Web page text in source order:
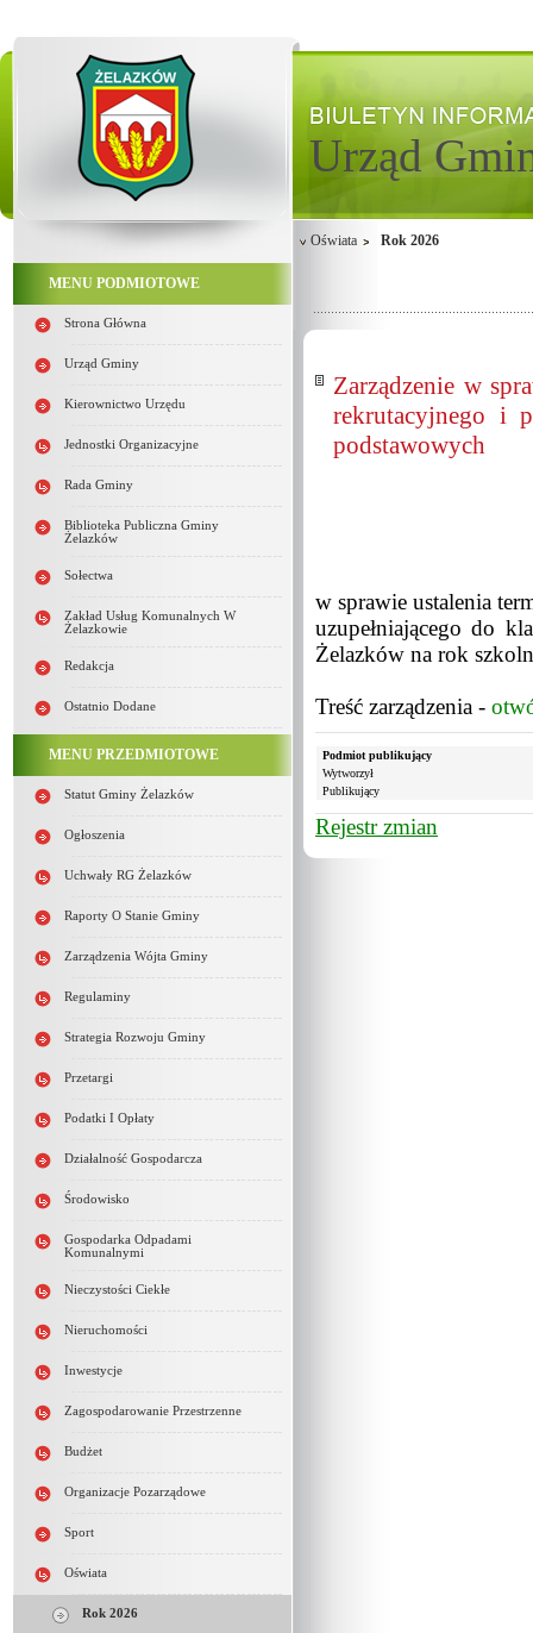
Urząd
MENU PODMIOTOWE
Strona Główna
Urząd Gminy
Kierownictwo Urzędu
Jednostki Organizacyjne
Rada Gminy
Biblioteka Publiczna Gminy
Żelazków
Sołectwa
Zakład Usług Komunalnych W
Żelazkowie
Redakcja
Ostatnio Dodane
MENU PRZEDMIOTOWE
Statut Gminy Żelazków
Ogłoszenia
Uchwały RG Żelazków
Raporty O Stanie Gminy
Zarządzenia Wójta Gminy
Regulaminy
Strategia Rozwoju Gminy
Przetargi
Podatki I Opłaty
Działalność Gospodarcza
Środowisko
Gospodarka Odpadami
Komunalnymi
Nieczystości Ciekłe
Nieruchomości
Inwestycje
Zagospodarowanie Przestrzenne
Budżet
Organizacje Pozarządowe
Sport
Oświata
Rok 2026
Oświata Rok 2026
Zarządzenie w
rekrutacyjnego i
podstawowych
w sprawie ustalenia
uzupełniającego do
Żelazków na rok
Treść zarządzenia -
Podmiot publikujący
Wytworzył
Publikujący
Rejestr zmian